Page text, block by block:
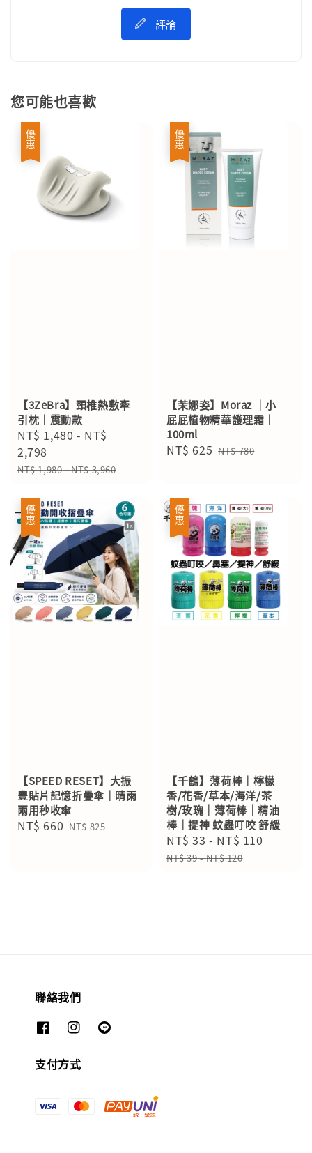
評論
您可能也喜歡
優惠
【3ZeBra】頸椎熱敷牽
引枕｜震動款
Sale
price
NT$ 1,480 - NT$
2,798
Regular
NT$ 1,980-NT$ 3,960
優惠
【茉娜姿】Moraz ｜小
屁屁植物精華護理霜｜
100ml
Sale
NT$ 625 Regular
NT$ 780
優惠
【SPEED RESET】大振
豐貼片記憶折疊傘｜晴雨
兩用秒收傘
Sale
NT$ 660 Regular
NT$ 825
優惠
【千鶴】薄荷棒｜檸檬
香/花香/草本/海洋/茶
樹/玫瑰｜薄荷棒｜精油
棒｜提神 蚊蟲叮咬 舒緩
Sale
price
NT$ 33 - NT$ 110
NT$ 39-NT$ 120
聯絡我們
支付方式